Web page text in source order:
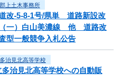
郡上土木事務所
改-5-8-1号/県単 道路新設改
（一）白山美濃線 他 道路改
型一般競争入札公告
多治見北高等学校
治見北高等学校への自動販